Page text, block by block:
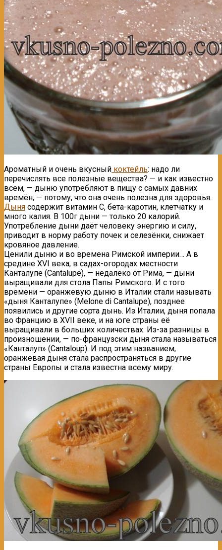
Ароматный и очень вкусный коктейль: надо ли
перечислять все полезные вещества? — и как известно
всем, — дыню употребляют в пищу с самых давних
времён, — потому, что она очень полезна для здоровья.
Дыня содержит витамин С, бета-каротин, клетчатку и
много калия. В 100г дыни — только 20 калорий.
Употребление дыни даёт человеку энергию и силу,
приводит в норму работу почек и селезёнки, снижает
кровяное давление.
Ценили дыню и во времена Римской империи… А в
средине XVI века, в садах-огородах местности
Канталупе (Cantalupe), — недалеко от Рима, — дыни
выращивали для стола Папы Римского. И с того
времени — оранжевую дыню в Италии стали называть
«дыня Канталупе» (Melone di Cantalupe), позднее
появились и другие сорта дынь. Из Италии, дыня попала
во Францию в XVII веке, и на юге страны её
выращивали в больших количествах. Из-за разницы в
произношении, — по-французски дыня стала называться
«Канталуп» (Cantaloup). И под этим названием,
оранжевая дыня стала распространяться в другие
страны Европы и стала известна всему миру.